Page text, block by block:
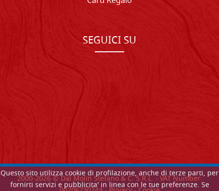
Questo sito utilizza cookie di profilazione, anche di terze parti, per
fornirti servizi e pubblicita' in linea con le tue preferenze. Se
SEGUICI SU
2000-2026© Dal Molin Stefano & C. S.R.L. - VAT Number: